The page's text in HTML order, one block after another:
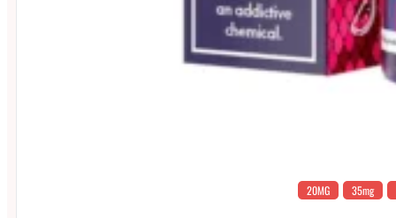
20MG 35mg